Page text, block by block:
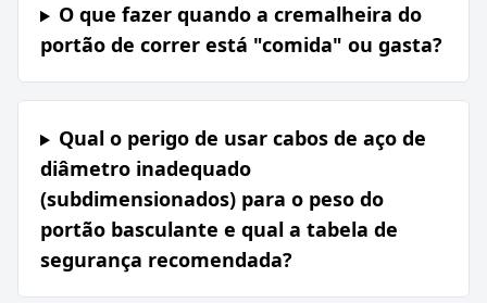
O que fazer quando a cremalheira do
portão de correr está "comida" ou gasta?
Qual o perigo de usar cabos de aço de
diâmetro inadequado
(subdimensionados) para o peso do
portão basculante e qual a tabela de
segurança recomendada?